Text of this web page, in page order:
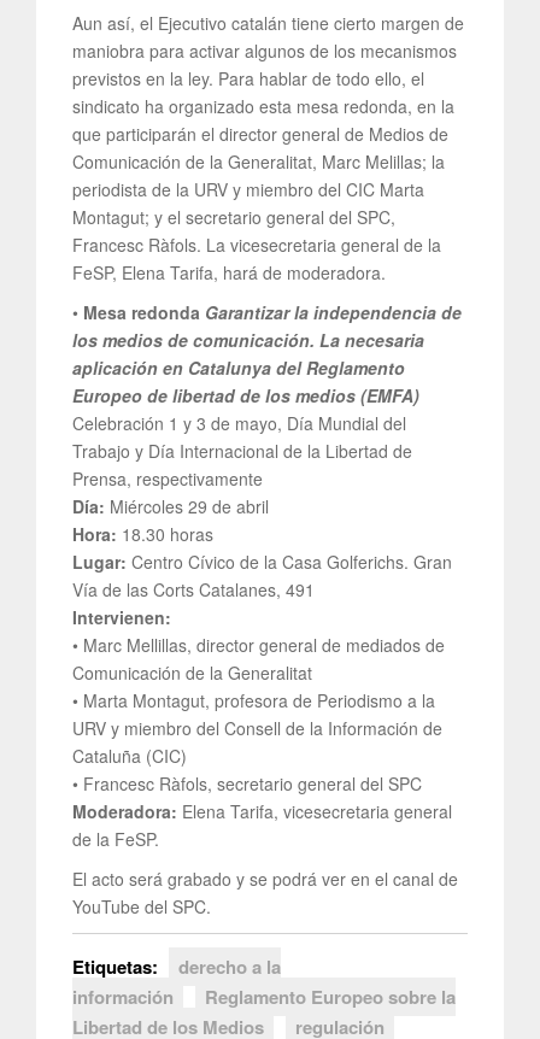
Aun así, el Ejecutivo catalán tiene cierto margen de
maniobra para activar algunos de los mecanismos
previstos en la ley. Para hablar de todo ello, el
sindicato ha organizado esta mesa redonda, en la
que participarán el director general de Medios de
Comunicación de la Generalitat, Marc Melillas; la
periodista de la URV y miembro del CIC Marta
Montagut; y el secretario general del SPC,
Francesc Ràfols. La vicesecretaria general de la
FeSP, Elena Tarifa, hará de moderadora.
• Mesa redonda Garantizar la independencia de
los medios de comunicación. La necesaria
aplicación en Catalunya del Reglamento
Europeo de libertad de los medios (EMFA)
Celebración 1 y 3 de mayo, Día Mundial del
Trabajo y Día Internacional de la Libertad de
Prensa, respectivamente
Día: Miércoles 29 de abril
Hora: 18.30 horas
Lugar: Centro Cívico de la Casa Golferichs. Gran
Vía de las Corts Catalanes, 491
Intervienen:
• Marc Mellillas, director general de mediados de
Comunicación de la Generalitat
• Marta Montagut, profesora de Periodismo a la
URV y miembro del Consell de la Información de
Cataluña (CIC)
• Francesc Ràfols, secretario general del SPC
Moderadora: Elena Tarifa, vicesecretaria general
de la FeSP.
El acto será grabado y se podrá ver en el canal de
YouTube del SPC.
Etiquetas:
derecho a la
información
Reglamento Europeo sobre la
Libertad de los Medios
regulación